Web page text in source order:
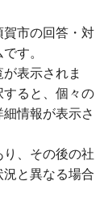
賀市の回答・対
す。
表示されま
ると、個々の
情報が表示さ
、その後の社
と異なる場合